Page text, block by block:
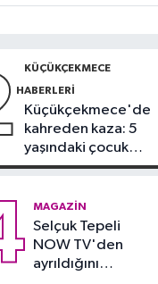
72 bin lira ceza
kayıpları önleniyor'
KÜÇÜKÇEKMECE
HABERLERI
Küçükçekmece'de
kahreden kaza: 5
yaşındaki çocuk
yoğun bakımda
MAGAZIN
Selçuk Tepeli
NOW TV'den
ayrıldığını